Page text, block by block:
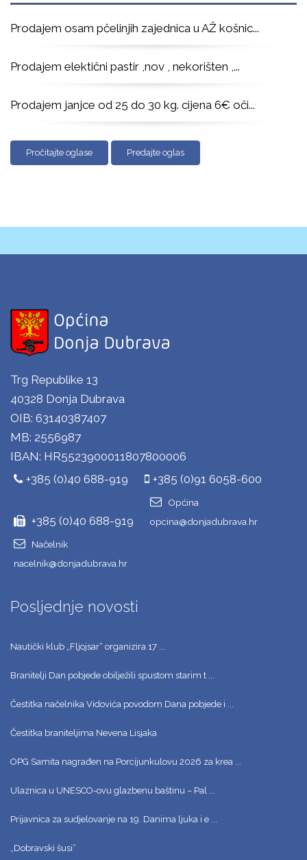
Prodajem osam pčelinjih zajednica u AŽ košnic...
Prodajem elektični pastir ,nov , nekorišten , ...
Prodajem janjce od 25 do 30 kg. cijena 6€ oči...
Pročitajte oglase Predajte oglas
Trg Republike 13
40328 Donja Dubrava
OIB: 63140387407
MB: 2556987
IBAN: HR5523900011807800006
+385 (0)40 688-919
+385 (0)91 6058-600
+385 (0)40 688-919
Općina
opcina@donjadubrava.hr
Načelnik
nacelnik@donjadubrava.hr
Posljednje novosti
Nautički klub „Fljojsar“ organizira 17 ...
Branitelji Dan pobjede obilježili spustom starim t ...
Čestitka načelnika Vidovića povodom Dana pobjede i ...
Čestitka braniteljima Nevena Lisjaka
OPG Samita nagrađen na Porcijunkulovu 2026 za krea ...
Ulaznica u UNESCO-ovu glazbenu baštinu – Pal ...
Prijavnica za sudjelovanje na 19. Danima ljuka i e ...
„Dobravski šusi“